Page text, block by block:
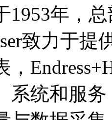
1953年，
致力于
，
系统和服